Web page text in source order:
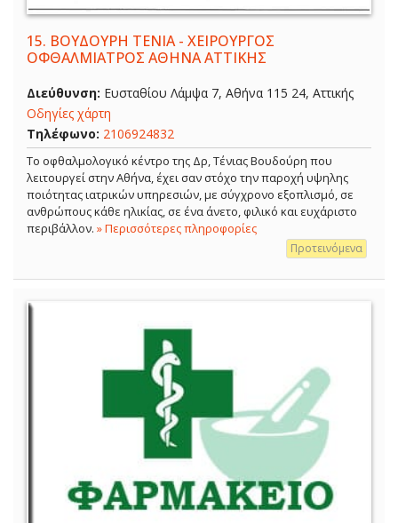
15. ΒΟΥΔΟΥΡΗ ΤΕΝΙΑ - ΧΕΙΡΟΥΡΓΟΣ
ΟΦΘΑΛΜΙΑΤΡΟΣ ΑΘΗΝΑ ΑΤΤΙΚΗΣ
Διεύθυνση: Ευσταθίου Λάμψα 7, Αθήνα 115 24, Αττικής
Οδηγίες χάρτη
Τηλέφωνο: 2106924832
Το οφθαλμολογικό κέντρο της Δρ, Τένιας Βουδούρη που
λειτουργεί στην Αθήνα, έχει σαν στόχο την παροχή υψηλης
ποιότητας ιατρικών υπηρεσιών, με σύγχρονο εξοπλισμό, σε
ανθρώπους κάθε ηλικίας, σε ένα άνετο, φιλικό και ευχάριστο
περιβάλλον. » Περισσότερες πληροφορίες
Προτεινόμενα